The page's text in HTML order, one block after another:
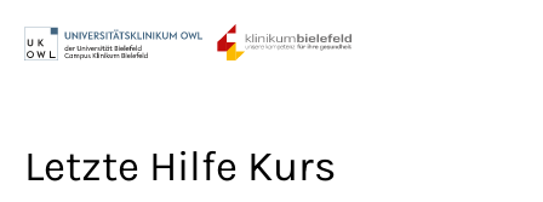
Letzte Hilfe Kurs